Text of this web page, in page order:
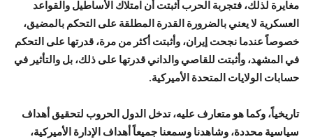
مغايرة لذلك، فتجربة الحرب أثبتت أن امتلاك الأساطيل والقواعد
العسكرية لا يعني بالضرورة القدرة المطلقة على التحكم بالمضيق،
خصوصاً عندما نجحت إيران، وأثبتت أكثر من مرة، قدرتها على التحكم
في المشهد، وأثبتت للقاصي والداني قدرتها على ذلك، بل والتأثير في
حسابات الولايات المتحدة الأميركية.
تاريخياً، وكما هو متعارف عليه، تدخل الدول الحروب لتحقيق أهداف
سياسية محددة، وشاهدنا وسمعنا جميعاً أهداف الإدارة الأميركية،